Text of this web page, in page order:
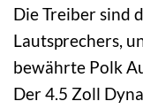
Die Treiber sind
Lautsprechers,
bewährte Polk
Der 4.5 Zoll